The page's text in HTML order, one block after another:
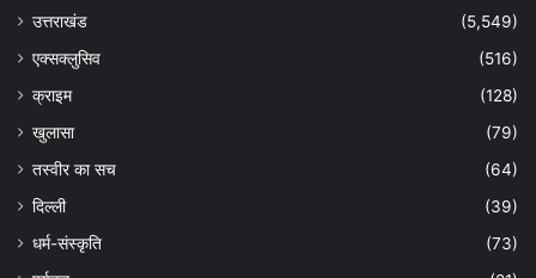
उत्तराखंड
(5,549)
एक्सक्लुसिव
(516)
क्राइम
(128)
खुलासा
(79)
तस्वीर का सच
(64)
दिल्ली
(39)
धर्म-संस्कृति
(73)